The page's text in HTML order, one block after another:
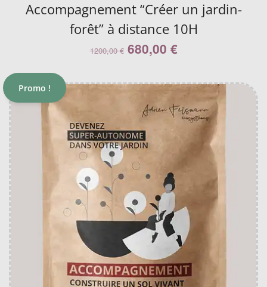
Accompagnement “Créer un jardin-
forêt” à distance 10H
1200,00€ 680,00 €
Promo !